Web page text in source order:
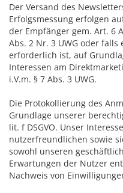
Der Versand des
Erfolgsmessung erfolgen
der Empfänger gem. Art. 6
Abs. 2 Nr. 3 UWG oder
erforderlich ist, auf
Interessen am
i.V.m. § 7 Abs. 3 UWG.
Die Protokollierung des
Grundlage unserer
lit. f DSGVO. Unser
nutzerfreundlichen sowie
sowohl unseren
Erwartungen der Nutzer
Nachweis von